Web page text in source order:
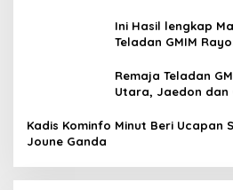
Ini Hasil lengkap
Teladan GMIM
Remaja Teladan
Utara, Jaedon dan
Kadis Kominfo Minut Beri Ucapan
Joune Ganda